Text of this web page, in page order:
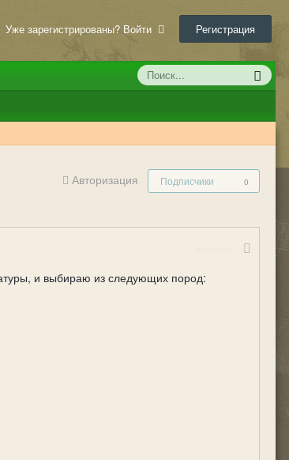
Уже зарегистрированы? Войти Регистрация
Авторизация Подписчики 0
и выбираю из следующих пород: